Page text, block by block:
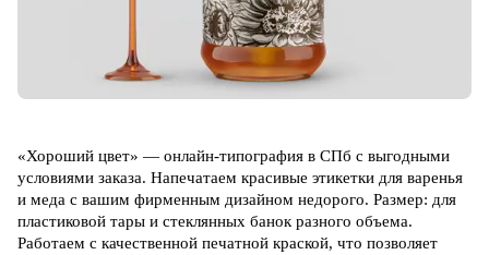
«Хороший цвет» — онлайн-типография в СПб с выгодными
условиями заказа. Напечатаем красивые этикетки для варенья
и меда с вашим фирменным дизайном недорого. Размер: для
пластиковой тары и стеклянных банок разного объема.
Работаем с качественной печатной краской, что позволяет